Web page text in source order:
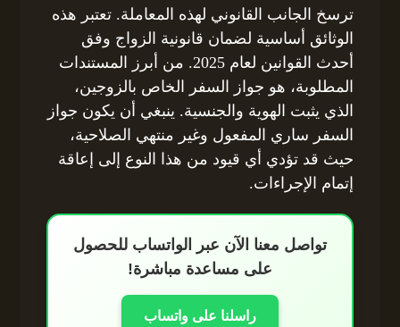
ترسخ الجانب القانوني لهذه المعاملة. تعتبر هذه
الوثائق أساسية لضمان قانونية الزواج وفق
أحدث القوانين لعام 2025. من أبرز المستندات
المطلوبة، هو جواز السفر الخاص بالزوجين،
الذي يثبت الهوية والجنسية. ينبغي أن يكون جواز
السفر ساري المفعول وغير منتهي الصلاحية،
حيث قد تؤدي أي قيود من هذا النوع إلى إعاقة
إتمام الإجراءات.
تواصل معنا الآن عبر الواتساب للحصول
على مساعدة مباشرة!
راسلنا على واتساب